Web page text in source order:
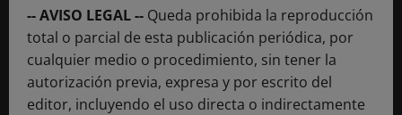
-- AVISO LEGAL -- Queda prohibida la reproducción
total o parcial de esta publicación periódica, por
cualquier medio o procedimiento, sin tener la
autorización previa, expresa y por escrito del
editor, incluyendo el uso directa o indirectamente